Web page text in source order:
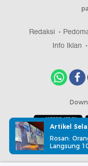
Redaksi
Info Iklan
Copyright @
Artikel
Rosan:
Langsung